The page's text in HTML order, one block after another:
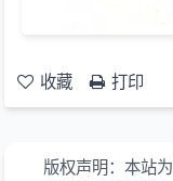
收藏 打印
版权声明：本站